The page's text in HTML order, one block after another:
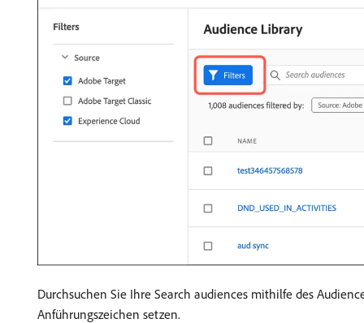
Durchsuchen Sie Ihre Search audiences mithilfe des
Anführungszeichen setzen.